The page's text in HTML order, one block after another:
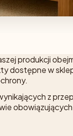
produkcji
dostępne w
z